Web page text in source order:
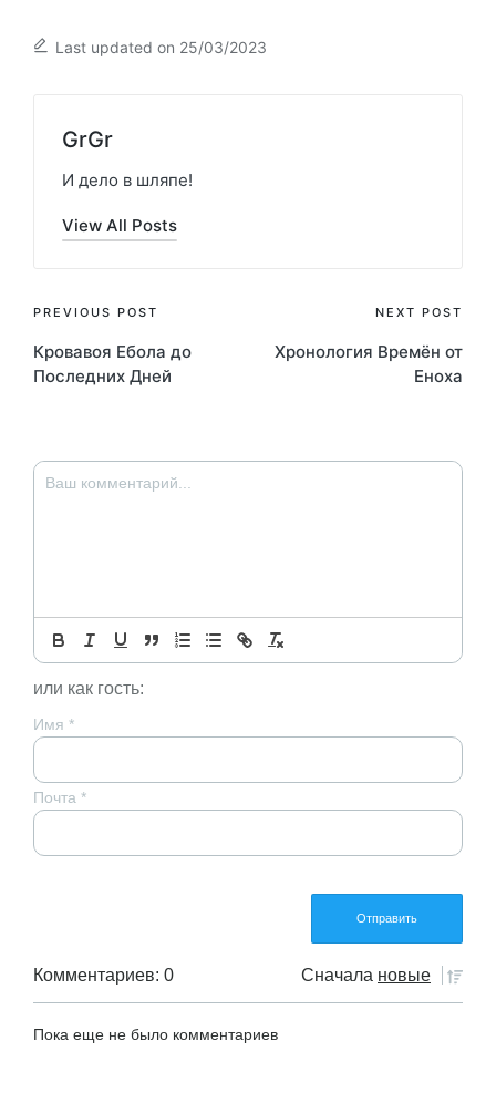
Last updated on 25/03/2023
GrGr
И дело в шляпе!
View All Posts
Post
navigation
PREVIOUS POST
Кровавоя Ебола до
Последних Дней
NEXT POST
Хронология Времён от
Еноха
или как гость:
Имя *
Почта *
Комментариев: 0 Сначала новые
Пока еще не было комментариев